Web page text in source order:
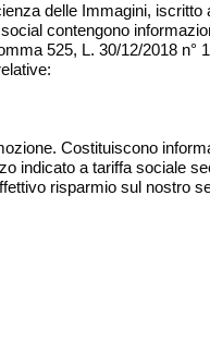
delle Immagini,
contengono
525, L. 30/12/2018 n°
Costituiscono
indicato a tariffa sociale
risparmio sul nostro